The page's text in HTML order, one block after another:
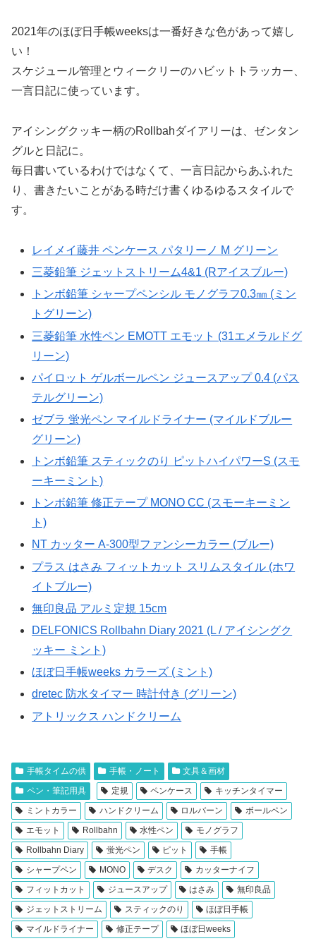
2021年のほぼ日手帳weeksは一番好きな色があって嬉し
い！
スケジュール管理とウィークリーのハビットトラッカー、
一言日記に使っています。
アイシングクッキー柄のRollbahダイアリーは、ゼンタン
グルと日記に。
毎日書いているわけではなくて、一言日記からあふれた
り、書きたいことがある時だけ書くゆるゆるスタイルで
す。
レイメイ藤井 ペンケース パタリーノ M グリーン
三菱鉛筆 ジェットストリーム4&1 (Rアイスブルー)
トンボ鉛筆 シャープペンシル モノグラフ0.3㎜ (ミン
トグリーン)
三菱鉛筆 水性ペン EMOTT エモット (31エメラルドグ
リーン)
パイロット ゲルボールペン ジュースアップ 0.4 (パス
テルグリーン)
ゼブラ 蛍光ペン マイルドライナー (マイルドブルー
グリーン)
トンボ鉛筆 スティックのり ピットハイパワーS (スモ
ーキーミント)
トンボ鉛筆 修正テープ MONO CC (スモーキーミン
ト)
NT カッター A-300型ファンシーカラー (ブルー)
プラス はさみ フィットカット スリムスタイル (ホワ
イトブルー)
無印良品 アルミ定規 15cm
DELFONICS Rollbahn Diary 2021 (L / アイシングク
ッキー ミント)
ほぼ日手帳weeks カラーズ (ミント)
dretec 防水タイマー 時計付き (グリーン)
アトリックス ハンドクリーム
手帳タイムの供 手帳・ノート
文具＆画材
ペン・筆記用具
定規 ペンケース
キッチンタイマー
ミントカラー
ハンドクリーム ロルバーン
ボールペン
エモット
Rollbahn 水性ペン
モノグラフ
Rollbahn Diary
蛍光ペン ピット
手帳
シャープペン
MONO デスク
カッターナイフ
フィットカット
ジュースアップ はさみ
無印良品
ジェットストリーム
スティックのり
ほぼ日手帳
マイルドライナー
修正テープ ほぼ日weeks